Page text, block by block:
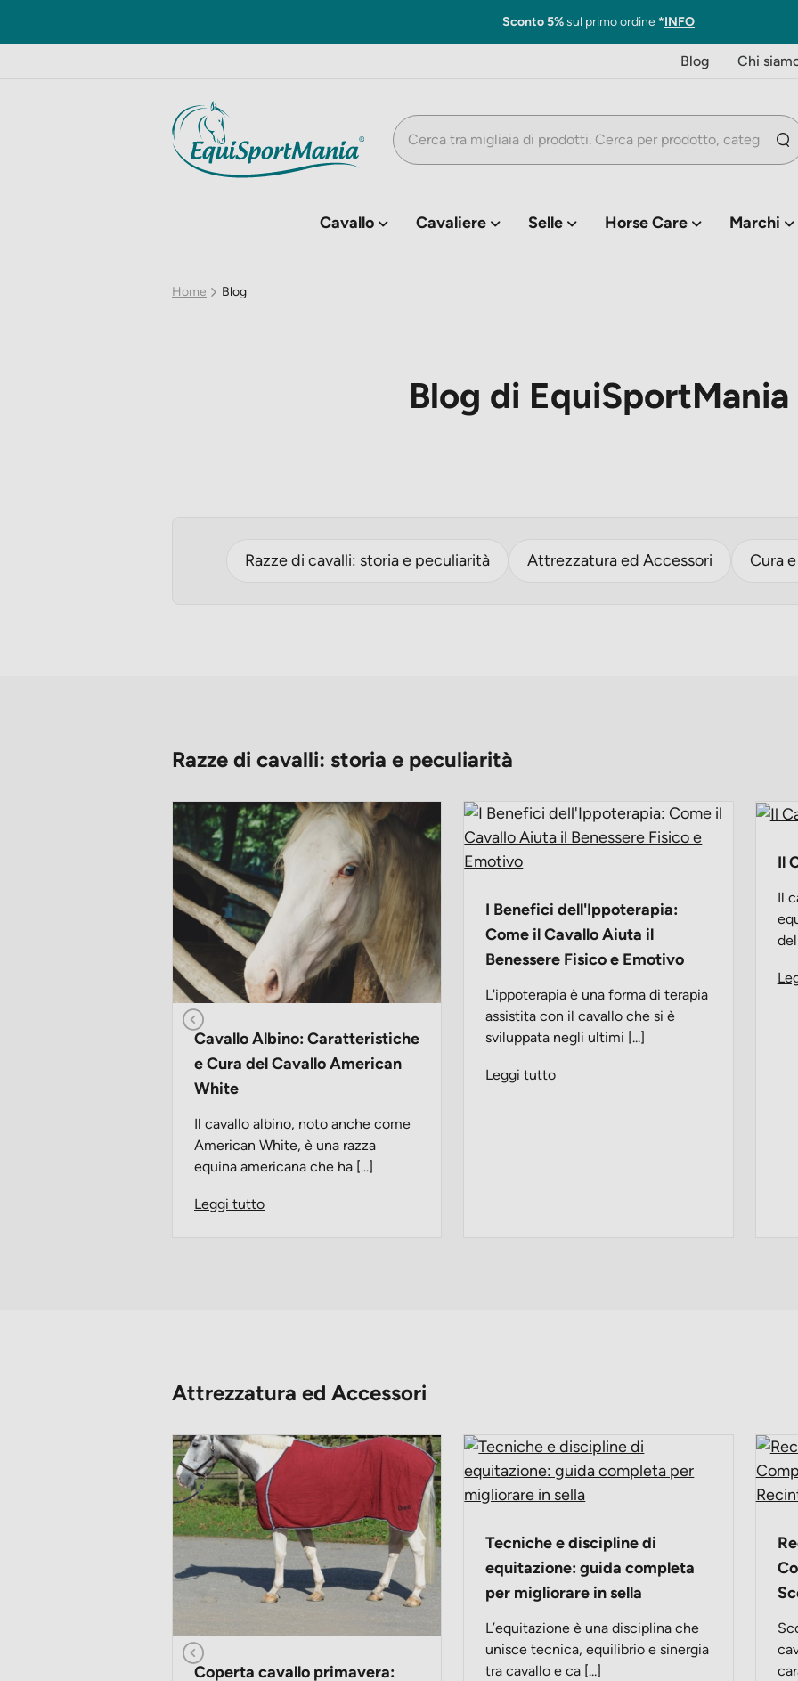
Sconto 5%sul primo ordine *INFO
Blog Chi
Cavallo Cavaliere Selle Horse Care Marchi
Home Blog
Blog di EquiSportMania
Razze di cavalli: storia e peculiarità Attrezzatura ed Accessori Cura
Razze di cavalli: storia e peculiarità
Cavallo Albino: Caratteristiche
e Cura del Cavallo American
White
Il cavallo albino, noto anche come
American White, è una razza
equina americana che ha [...]
Leggi tutto
I Benefici dell'Ippoterapia:
Come il Cavallo Aiuta il
Benessere Fisico e Emotivo
L'ippoterapia è una forma di terapia
assistita con il cavallo che si è
sviluppata negli ultimi [...]
Leggi tutto
Il
Il
Attrezzatura ed Accessori
Coperta cavallo primavera:
Tecniche e discipline di
equitazione: guida completa
per migliorare in sella
L’equitazione è una disciplina che
unisce tecnica, equilibrio e sinergia
tra cavallo e ca [...]